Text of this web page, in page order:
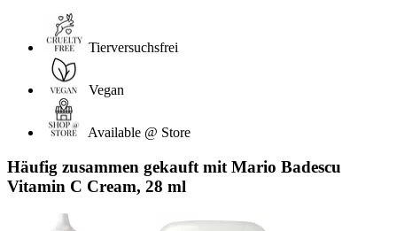
Tierversuchsfrei
Vegan
Available @ Store
Häufig zusammen gekauft mit Mario Badescu
Vitamin C Cream, 28 ml